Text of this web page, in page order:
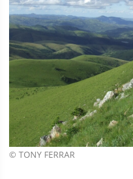
© TONY FERRAR